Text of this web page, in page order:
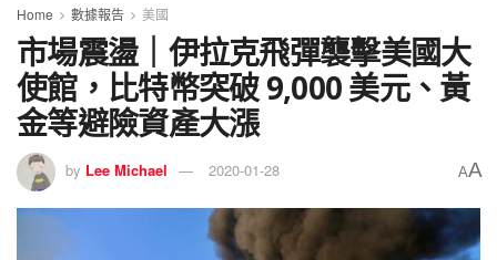
Home 數據報告 美國
市場震盪｜伊拉克飛彈襲擊美國大
使館，比特幣突破 9,000 美元、黃
金等避險資產大漲
by Lee Michael 2020-01-28 AA